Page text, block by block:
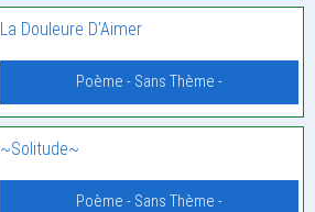
La Douleure D’Aimer
Poème - Sans Thème -
~Solitude~
Poème - Sans Thème -